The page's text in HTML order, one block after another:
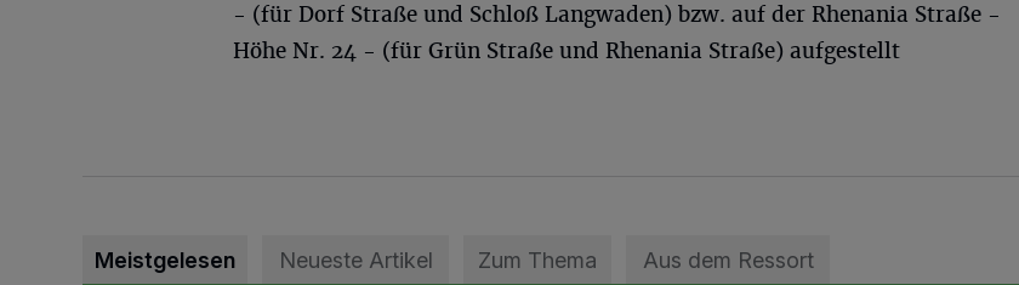
- (für Dorf Straße und Schloß Langwaden) bzw. auf der Rhenania Straße -
Höhe Nr. 24 - (für Grün Straße und Rhenania Straße) aufgestellt
Meistgelesen Neueste Artikel Zum Thema Aus dem Ressort